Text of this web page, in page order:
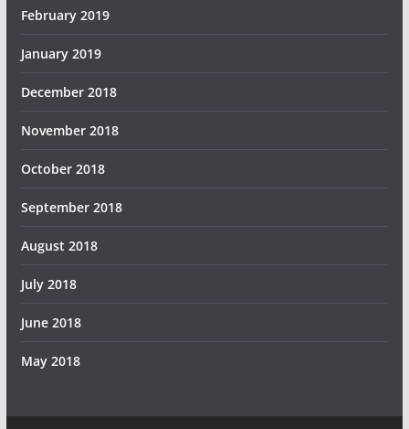
February 2019
January 2019
December 2018
November 2018
October 2018
September 2018
August 2018
July 2018
June 2018
May 2018